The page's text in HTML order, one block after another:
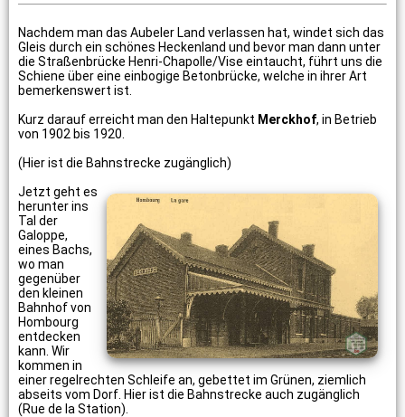
Nachdem man das Aubeler Land verlassen hat, windet sich das
Gleis durch ein schönes Heckenland und bevor man dann unter
die Straßenbrücke Henri-Chapolle/Vise eintaucht, führt uns die
Schiene über eine einbogige Betonbrücke, welche in ihrer Art
bemerkenswert ist.
Kurz darauf erreicht man den Haltepunkt Merckhof, in Betrieb
von 1902 bis 1920.
(Hier ist die Bahnstrecke zugänglich)
Jetzt geht es
herunter ins
Tal der
Galoppe,
eines Bachs,
wo man
gegenüber
den kleinen
Bahnhof von
Hombourg
entdecken
kann. Wir
kommen in
einer regelrechten Schleife an, gebettet im Grünen, ziemlich
abseits vom Dorf. Hier ist die Bahnstrecke auch zugänglich
(Rue de la Station).